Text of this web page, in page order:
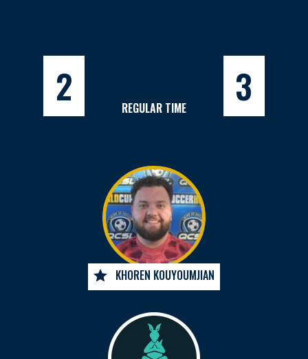
2 REGULAR TIME 3
KHOREN KOUYOUMJIAN